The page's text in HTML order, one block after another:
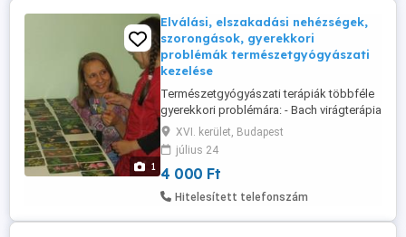
1
Elválási, elszakadási nehézségek,
szorongások, gyerekkori
problémák természetgyógyászati
kezelése
Természetgyógyászati terápiák többféle
gyerekkori problémára: - Bach virágterápia
- Schüssler só - sejtszintű terápia - gyerek
thai masszázs - talpmasszírozás - kínai
terápiák Korrekt árak, megbízható két
gyerekes szakember, könnyű
megközelíthetőség.
XVI. kerület, Budapest
július 24
4 000 Ft
Hitelesített telefonszám